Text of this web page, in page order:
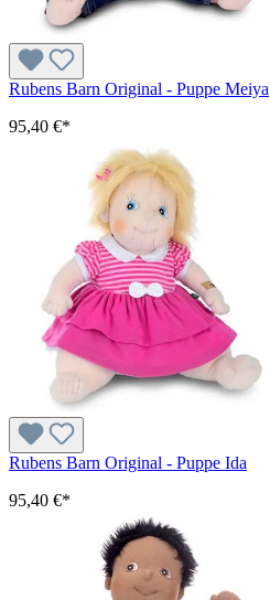
Rubens Barn Original - Puppe Meiya
95,40 €*
Rubens Barn Original - Puppe Ida
95,40 €*